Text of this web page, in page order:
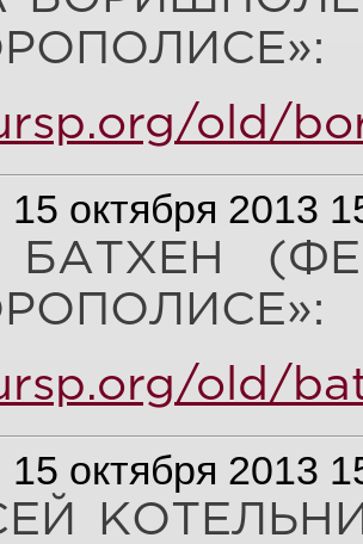
old/
15 октября 2013
БАТХЕН
old/
15 октября 2013